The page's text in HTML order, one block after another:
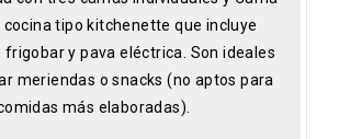
cocina tipo kitchenette que incluye
frigobar y pava eléctrica. Son ideales
meriendas o snacks (no aptos para
más elaboradas).